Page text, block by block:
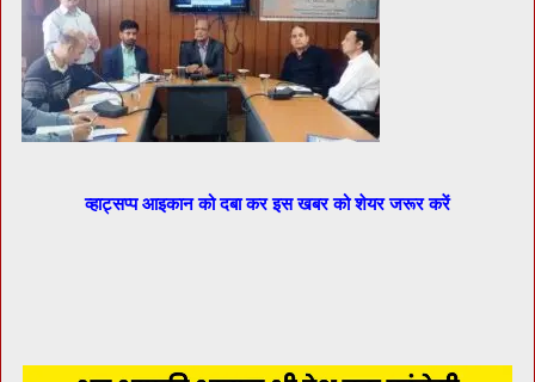
व्हाट्सप्प आइकान को दबा कर इस खबर को शेयर जरूर करें